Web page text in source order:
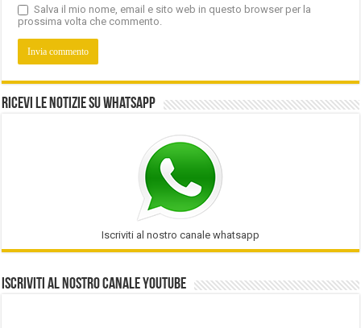
Salva il mio nome, email e sito web in questo browser per la
prossima volta che commento.
Ricevi le notizie su Whatsapp
Iscriviti al nostro canale whatsapp
Iscriviti al nostro Canale Youtube